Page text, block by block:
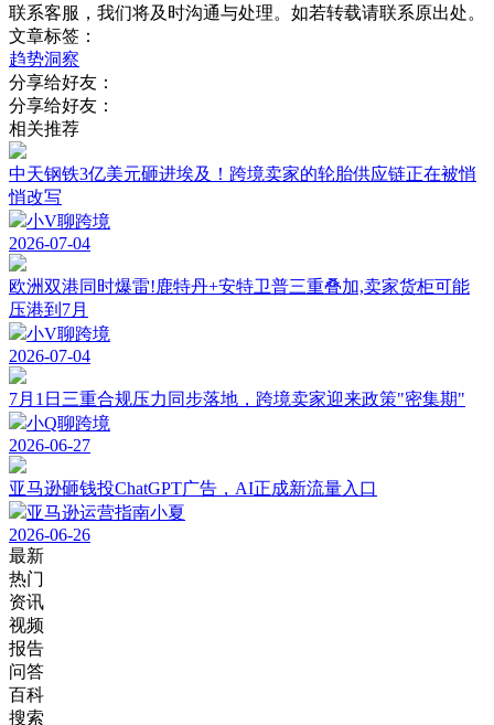
联系客服，我们将及时沟通与处理。如若转载请联系原出处。
文章标签：
趋势洞察
分享给好友：
分享给好友：
相关推荐
中天钢铁3亿美元砸进埃及！跨境卖家的轮胎供应链正在被悄
悄改写
小V聊跨境
2026-07-04
欧洲双港同时爆雷!鹿特丹+安特卫普三重叠加,卖家货柜可能
压港到7月
小V聊跨境
2026-07-04
7月1日三重合规压力同步落地，跨境卖家迎来政策"密集期"
小Q聊跨境
2026-06-27
亚马逊砸钱投ChatGPT广告，AI正成新流量入口
亚马逊运营指南小夏
2026-06-26
最新
热门
资讯
视频
报告
问答
百科
搜索